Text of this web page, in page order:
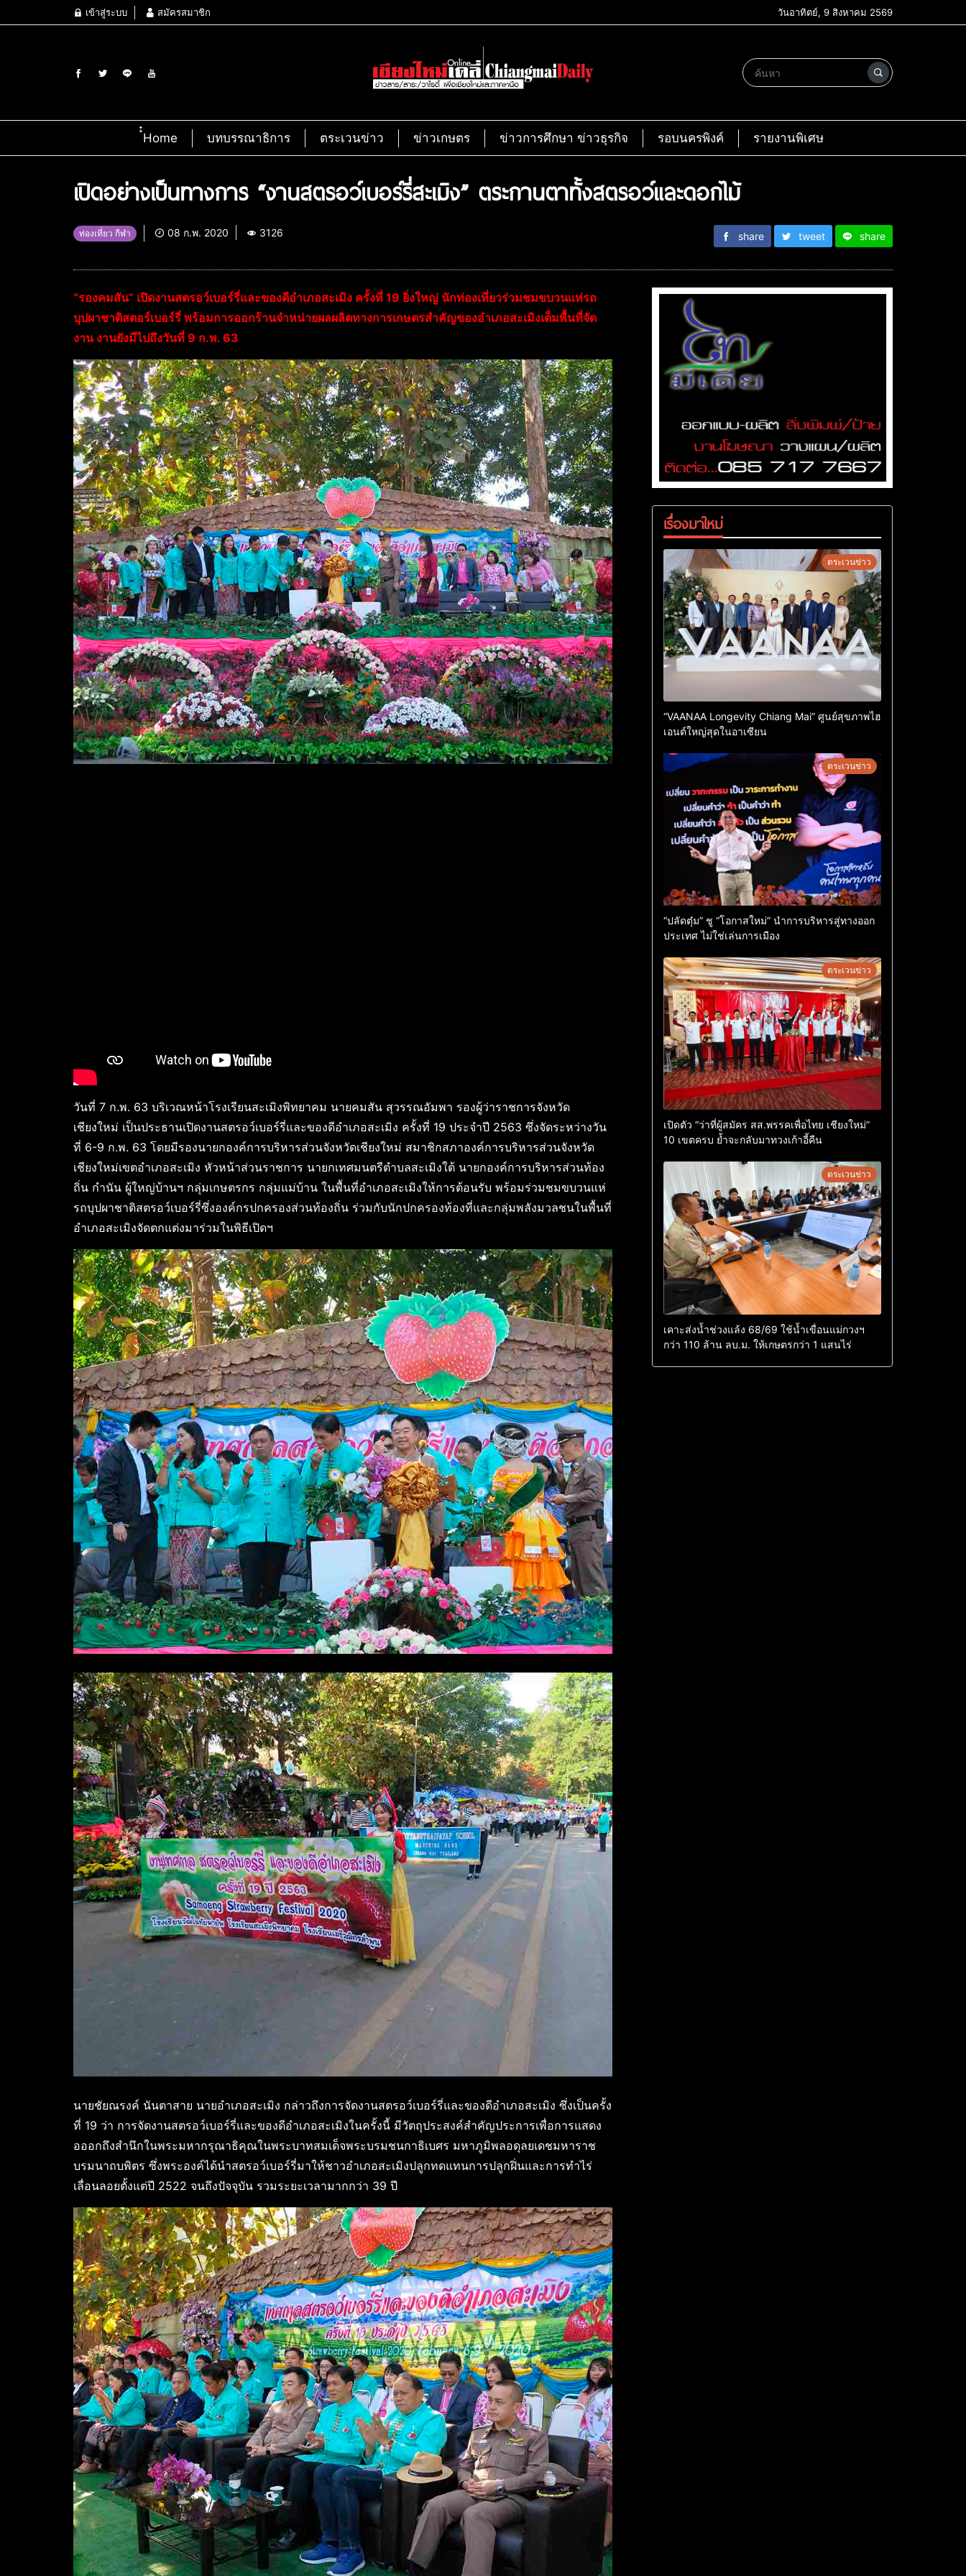
เข้าสู่ระบบ สมัครสมาชิก วันอาทิตย์, 9 สิงหาคม 2569
๋๋Home บทบรรณาธิการ ตระเวนข่าว ข่าวเกษตร ข่าวการศึกษา ข่าวธุรกิจ รอบนครพิงค์ รายงานพิเศษ
เปิดอย่างเป็นทางการ “งานสตรอว์เบอร์รี่สะเมิง” ตระกานตาทั้งสตรอว์และดอกไม้
ท่องเที่ยว กีฬา 08 ก.พ. 2020 3126 share tweet share
“รองคมสัน” เปิดงานสตรอว์เบอร์รี่และของดีอำเภอสะเมิง ครั้งที่ 19 ยิ่งใหญ่ นักท่องเที่ยวร่วมชมขบวนแห่รถ
บุปผาชาติสตอร์เบอร์รี่ พร้อมการออกร้านจำหน่ายผลผลิตทางการเกษตรสำคัญของอำเภอสะเมิงเต็มพื้นที่จัด
งาน งานยังมีไปถึงวันที่ 9 ก.พ. 63
วันที่ 7 ก.พ. 63 บริเวณหน้าโรงเรียนสะเมิงพิทยาคม นายคมสัน สุวรรณอัมพา รองผู้ว่าราชการจังหวัด
เชียงใหม่ เป็นประธานเปิดงานสตรอว์เบอร์รี่และของดีอำเภอสะเมิง ครั้งที่ 19 ประจำปี 2563 ซึ่งจัดระหว่างวัน
ที่ 6-9 ก.พ. 63 โดยมีรองนายกองค์การบริหารส่วนจังหวัดเชียงใหม่ สมาชิกสภาองค์การบริหารส่วนจังหวัด
เชียงใหม่เขตอำเภอสะเมิง หัวหน้าส่วนราชการ นายกเทศมนตรีตำบลสะเมิงใต้ นายกองค์การบริหารส่วนท้อง
ถิ่น กำนัน ผู้ใหญ่บ้านฯ กลุ่มเกษตรกร กลุ่มแม่บ้าน ในพื้นที่อำเภอสะเมิงให้การต้อนรับ พร้อมร่วมชมขบวนแห่
รถบุปผาชาติสตรอว์เบอร์รี่ซึ่งองค์กรปกครองส่วนท้องถิ่น ร่วมกับนักปกครองท้องที่และกลุ่มพลังมวลชนในพื้นที่
อำเภอสะเมิงจัดตกแต่งมาร่วมในพิธีเปิดฯ
นายชัยณรงค์ นันตาสาย นายอำเภอสะเมิง กล่าวถึงการจัดงานสตรอว์เบอร์รี่และของดีอำเภอสะเมิง ซึ่งเป็นครั้ง
ที่ 19 ว่า การจัดงานสตรอว์เบอร์รี่และของดีอำเภอสะเมิงในครั้งนี้ มีวัตถุประสงค์สำคัญประการเพื่อการแสดง
อออกถึงสำนึกในพระมหากรุณาธิคุณในพระบาทสมเด็จพระบรมชนกาธิเบศร มหาภูมิพลอดุลยเดชมหาราช
บรมนาถบพิตร ซึ่งพระองค์ได้นำสตรอว์เบอร์รี่มาให้ชาวอำเภอสะเมิงปลูกทดแทนการปลูกฝิ่นและการทำไร่
เลื่อนลอยตั้งแต่ปี 2522 จนถึงปัจจุบัน รวมระยะเวลามากกว่า 39 ปี
เรื่องมาใหม่
ตระเวนข่าว
“VAANAA Longevity Chiang Mai” ศูนย์สุขภาพไฮ
เอนต์ใหญ่สุดในอาเซียน
ตระเวนข่าว
“ปลัดตุ๋ม” ชู “โอกาสใหม่” นำการบริหารสู่ทางออก
ประเทศ ไม่ใช่เล่นการเมือง
ตระเวนข่าว
เปิดตัว “ว่าที่ผู้สมัคร สส.พรรคเพื่อไทย เชียงใหม่”
10 เขตครบ ย้ำจะกลับมาทวงเก้าอี้คืน
ตระเวนข่าว
เคาะส่งน้ำช่วงแล้ง 68/69 ใช้น้ำเขื่อนแม่กวงฯ
กว่า 110 ล้าน ลบ.ม. ให้เกษตรกว่า 1 แสนไร่